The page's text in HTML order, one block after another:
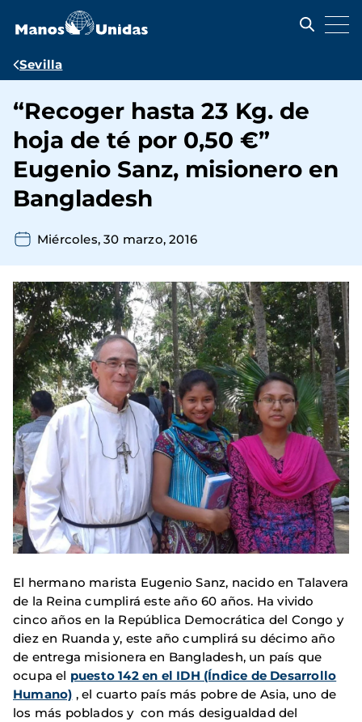
contenido
Ruta
navegación
Sevilla
“Recoger hasta 23 Kg. de
hoja de té por 0,50 €”
Eugenio Sanz, misionero en
Bangladesh
Miércoles, 30 marzo, 2016
El hermano marista Eugenio Sanz, nacido en Talavera
de la Reina cumplirá este año 60 años. Ha vivido
cinco años en la República Democrática del Congo y
diez en Ruanda y, este año cumplirá su décimo año
de entrega misionera en Bangladesh, un país que
ocupa el puesto 142 en el IDH (Índice de Desarrollo
Humano) , el cuarto país más pobre de Asia, uno de
los más poblados y con más desigualdad del